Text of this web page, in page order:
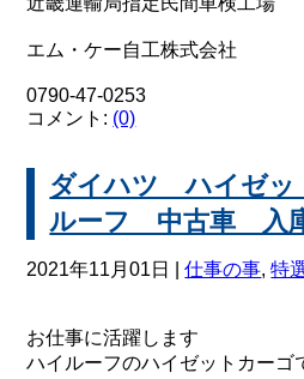
エム・ケー自工株式会社
0790-47-0253
コメント: (0)
ダイハツ ハイゼ
ルーフ 中古車 入
2021年11月01日 |仕事の事,特
お仕事に活躍します
ハイルーフのハイゼットカーゴ